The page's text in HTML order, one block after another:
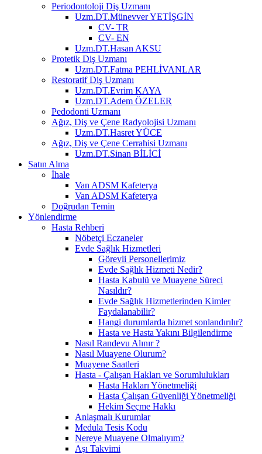
Periodontoloji Diş Uzmanı
Uzm.DT.Münevver YETİŞGİN
CV- TR
CV- EN
Uzm.DT.Hasan AKSU
Protetik Diş Uzmanı
Uzm.DT.Fatma PEHLİVANLAR
Restoratif Diş Uzmanı
Uzm.DT.Evrim KAYA
Uzm.DT.Adem ÖZELER
Pedodonti Uzmanı
Ağız, Diş ve Çene Radyolojisi Uzmanı
Uzm.DT.Hasret YÜCE
Ağız, Diş ve Çene Cerrahisi Uzmanı
Uzm.DT.Sinan BİLİCİ
Satın Alma
İhale
Van ADSM Kafeterya
Van ADSM Kafeterya
Doğrudan Temin
Yönlendirme
Hasta Rehberi
Nöbetçi Eczaneler
Evde Sağlık Hizmetleri
Görevli Personellerimiz
Evde Sağlık Hizmeti Nedir?
Hasta Kabulü ve Muayene Süreci
Nasıldır?
Evde Sağlık Hizmetlerinden Kimler
Faydalanabilir?
Hangi durumlarda hizmet sonlandırılır?
Hasta ve Hasta Yakını Bilgilendirme
Nasıl Randevu Alınır ?
Nasıl Muayene Olurum?
Muayene Saatleri
Hasta - Çalışan Hakları ve Sorumlulukları
Hasta Hakları Yönetmeliği
Hasta Çalışan Güvenliği Yönetmeliği
Hekim Seçme Hakkı
Anlaşmalı Kurumlar
Medula Tesis Kodu
Nereye Muayene Olmalıyım?
Aşı Takvimi